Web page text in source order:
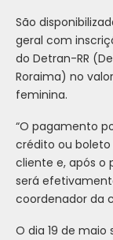
São
geral com
do Detran-RR
Roraima) no
feminina.
“O pagamento
crédito ou boleto
cliente e, após o
será
coordenador da
O dia 19 de